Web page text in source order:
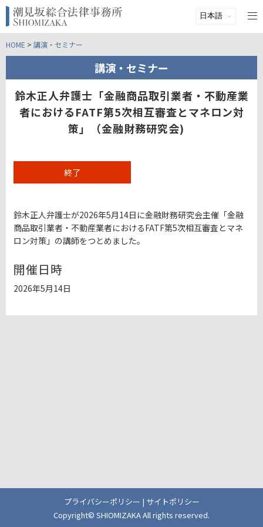
HOME > 講演・セミナー
講演・セミナー
鈴木正人弁護士「金融商品取引業者・不動産業
者におけるFATF第5次相互審査とマネロン対
策」（金融財務研究会)
終了
鈴木正人弁護士が2026年5月14日に金融財務研究会主催「金融
商品取引業者・不動産業者におけるFATF第5次相互審査とマネ
ロン対策」の講師をつとめました。
開催日時
2026年5月14日
プライバシーポリシー | サイトポリシー
Copyright© SHIOMIZAKA All rights reserved.